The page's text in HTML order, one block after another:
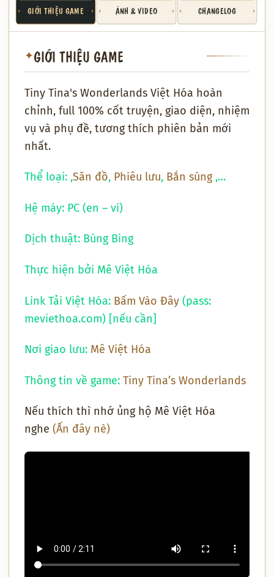
GIỚI THIỆU GAME ẢNH & VIDEO CHANGELOG
✦GIỚI THIỆU GAME
Tiny Tina's Wonderlands Việt Hóa hoàn
chỉnh, full 100% cốt truyện, giao diện, nhiệm
vụ và phụ đề, tương thích phiên bản mới
nhất.
Thể loại: ,Săn đồ, Phiêu lưu, Bắn súng,…
Hệ máy: PC (en – vi)
Dịch thuật: Bùng Bing
Thực hiện bởi Mê Việt Hóa
Link Tải Việt Hóa: Bấm Vào Đây (pass:
meviethoa.com) [nếu cần]
Nơi giao lưu: Mê Việt Hóa
Thông tin về game: Tiny Tina’s Wonderlands
Nếu thích thì nhớ ủng hộ Mê Việt Hóa
nghe (Ấn đây nè)